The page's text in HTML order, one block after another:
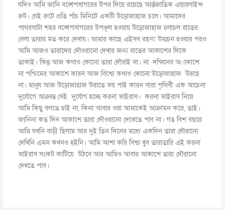
যদিও আমি জানি বঙ্গোপসাগরের উপর দিয়ে রয়েছে আর্ন্তজাতিক এয়ারলাইন্স
রুট। যেই রুটে প্রতি পাঁচ মিনিটে একটি উড়োজাহাজ চলে। আমাদের
পাথরঘাটা শহর বঙ্গোপসাগরের উপকূল হওয়ায় উড়োজাহাজ চলাচল রাতের
বেলা তারার মত করে দেখায়। আমার কাছে এইসব রহস্য উম্মচন হওয়ার পরও
আমি আজও তারাদের দৌওরানো দেখার জন্য রাতের আকাশের দিকে
তাকাই। কিন্তু আজ কথাও কোনো তারা দৌরাই না। না দক্ষিনের অাকাশে
না পশ্চিমের আকাশে কারন আজ বিশ্ব্যে কথাও কোনো উড়োজাহাজ উরছে
না। মানুষ আজ উড়োজাহাজ উরাতে ভয় পাই কারন সারা পৃথিবী এক আচেনা
দু্র্যোগে আক্রান্ত সেই দু্র্যোগ হচ্ছে করনা ভাইরাস। করনা ভাইরাস নিয়ে
আমি কিছু বলতে চাই না, কিনা আবার ওরা আমাকেই আক্রামন করে, তাই।
জানিনা কত দিন আকাশে তারা দৌওরানো দেখেতে পাব না। গত বিশ বছরে
আমি যখনি বাড়ী ছিলাম আর দুই তিন দিনের মধ্যে একদিন তারা দৌরানো
দেখিনি এমন কখনও হইনি। আমি আশা করি বিশ্ব্য খুব তারাতারি এই করনা
ভাইরাস সংকট কাটিয়ে উঠবে আর আমিও আবার আকাশে তারা দৌরানো
দেখতে পাব।